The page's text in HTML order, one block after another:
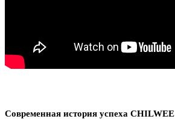
Современная история успеха CHILWEE